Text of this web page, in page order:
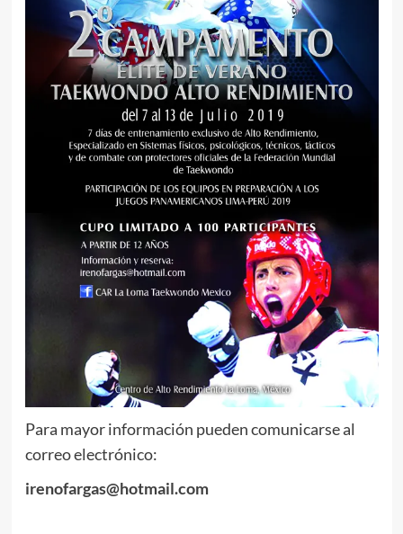
Para mayor información pueden comunicarse al
correo electrónico:
irenofargas@hotmail.com